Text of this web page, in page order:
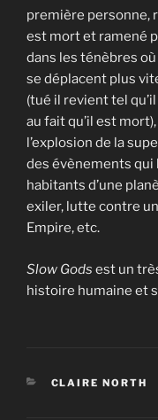
première personne,
est mort et ramené
dans les ténèbres
se déplacent plus
(tué il revient tel
au fait qu’il est
l’explosion de la
des évènements qui
habitants d’une
exiler, lutte contre
Empire, etc.
Slow Gods est un
histoire humaine et
CATÉGORIES
CLAIRE NORTH